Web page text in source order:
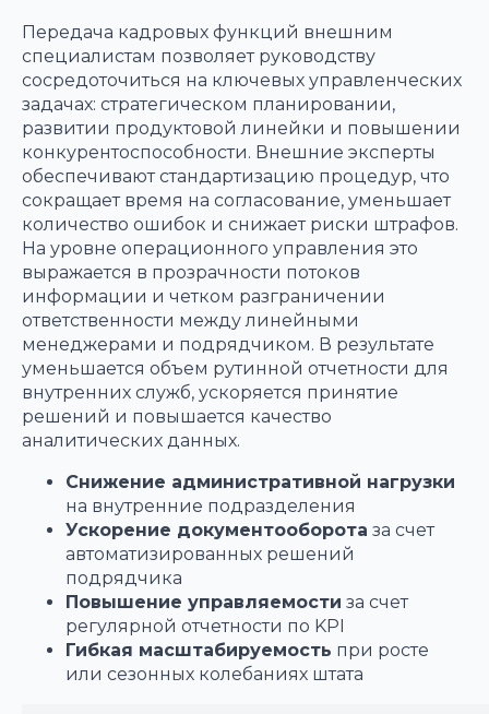
Передача кадровых функций внешним
специалистам позволяет руководству
сосредоточиться на ключевых управленческих
задачах: стратегическом планировании,
развитии продуктовой линейки и повышении
конкурентоспособности. Внешние эксперты
обеспечивают стандартизацию процедур, что
сокращает время на согласование, уменьшает
количество ошибок и снижает риски штрафов.
На уровне операционного управления это
выражается в прозрачности потоков
информации и четком разграничении
ответственности между линейными
менеджерами и подрядчиком. В результате
уменьшается объем рутинной отчетности для
внутренних служб, ускоряется принятие
решений и повышается качество
аналитических данных.
Снижение административной нагрузки
на внутренние подразделения
Ускорение документооборота за счет
автоматизированных решений
подрядчика
Повышение управляемости за счет
регулярной отчетности по KPI
Гибкая масштабируемость при росте
или сезонных колебаниях штата